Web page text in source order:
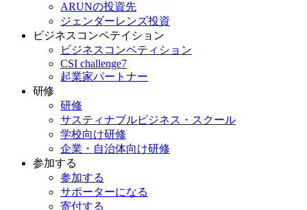
ARUNの投資先
ジェンダーレンズ投資
ビジネスコンペテイション
ビジネスコンペティション
CSI challenge7
起業家パートナー
研修
研修
サスティナブルビジネス・スクール
学校向け研修
企業・自治体向け研修
参加する
参加する
サポーターになる
寄付する